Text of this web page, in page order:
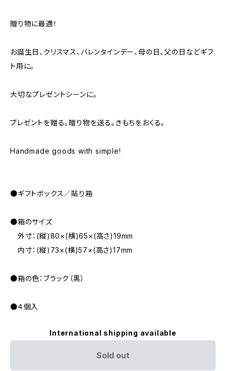
贈り物に最適！
お誕生日、クリスマス、バレンタインデー、母の日、父の日などギフ
ト用に。
大切なプレゼントシーンに。
プレゼントを贈る。贈り物を送る。きもちをおくる。
Handmade goods with simple!
●ギフトボックス／貼り箱
●箱のサイズ
外寸：(縦)80×(横)65×(高さ)19mm
内寸：(縦)73×(横)57×(高さ)17mm
●箱の色：ブラック（黒）
●４個入
International shipping available
Sold out